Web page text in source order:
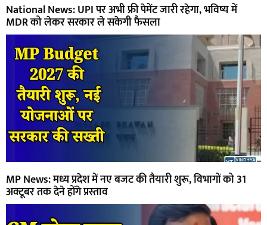
National News: UPI पर अभी फ्री पेमेंट जारी रहेगा, भविष्य में
MDR को लेकर सरकार ले सकेगी फैसला
MP News: मध्य प्रदेश में नए बजट की तैयारी शुरू, विभागों को 31
अक्टूबर तक देने होंगे प्रस्ताव